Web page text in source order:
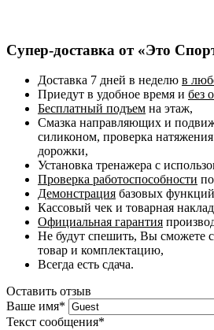
Супер-доставка от «Это
Доставка 7 дней в неделю в
Приедут в удобное время и без
Бесплатный подъем на этаж,
Смазка направляющих и
силиконом, проверка
дорожки,
Установка тренажера с
Проверка работоспособности
Демонстрация базовых
Кассовый чек и товарная
Официальная гарантия
Не будут спешить, Вы сможете
товар и комплектацию,
Всегда есть сдача.
Оставить отзыв
Ваше имя*
Текст сообщения*